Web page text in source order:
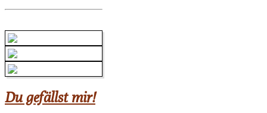
Du gefällst mir!